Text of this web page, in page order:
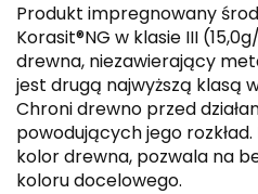
Produkt impregnowany
Korasit®NG w klasie III
drewna, niezawierający
jest drugą najwyższą klasą
Chroni drewno przed
powodujących jego
kolor drewna, pozwala na
koloru docelowego.